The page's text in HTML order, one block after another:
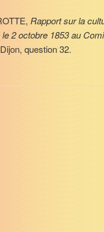
Rapport sur la
2 octobre 1853 au
question 32.